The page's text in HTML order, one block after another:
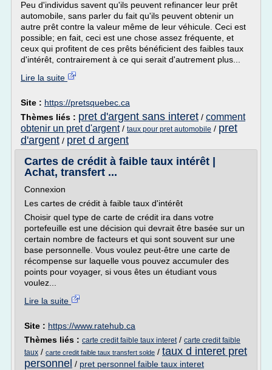
Peu d'individus savent qu'ils peuvent refinancer leur prêt
automobile, sans parler du fait qu'ils peuvent obtenir un
autre prêt contre la valeur même de leur véhicule. Ceci est
possible; en fait, ceci est une chose assez fréquente, et
ceux qui profitent de ces prêts bénéficient des faibles taux
d'intérêt, contrairement à ce qui serait d'autrement plus...
Lire la suite
Site : https://pretsquebec.ca
Thèmes liés : pret d'argent sans interet / comment
obtenir un pret d'argent/ taux pour pret automobile / pret
d'argent / pret d argent
Cartes de crédit à faible taux intérêt |
Achat, transfert ...
Connexion
Les cartes de crédit à faible taux d'intérêt
Choisir quel type de carte de crédit ira dans votre
portefeuille est une décision qui devrait être basée sur un
certain nombre de facteurs et qui sont souvent sur une
base personnelle. Vous voulez peut-être une carte de
récompense sur laquelle vous pouvez accumuler des
points pour voyager, si vous êtes un étudiant vous
voulez...
Lire la suite
Site : https://www.ratehub.ca
Thèmes liés : carte credit faible taux interet/ carte credit faible
taux / carte credit faible taux transfert solde / taux d interet pret
personnel / pret personnel faible taux interet